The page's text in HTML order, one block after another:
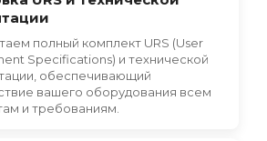
полный комплект URS (User
Specifications) и технической
обеспечивающий
вашего оборудования всем
и требованиям.